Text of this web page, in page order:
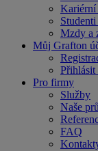
Kariérní
Mzdy a
Můj Grafton
Přihlásit
Pro firmy
Služby
Naše
FAQ